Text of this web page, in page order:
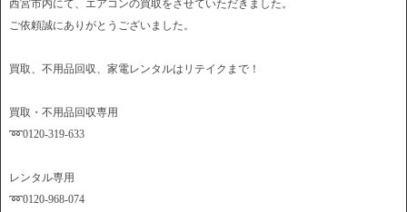
西宮市内にて、エアコンの買取をさせていただきました。
ご依頼誠にありがとうございました。
買取、不用品回収、家電レンタルはリテイクまで！
買取・不用品回収専用
➿0120-319-633
レンタル専用
➿0120-968-074